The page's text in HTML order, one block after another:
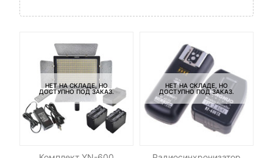
НЕТ НА СКЛАДЕ, НО
ДОСТУПНО ПОД ЗАКАЗ.
НЕТ НА СКЛАДЕ, НО
ДОСТУПНО ПОД ЗАКАЗ.